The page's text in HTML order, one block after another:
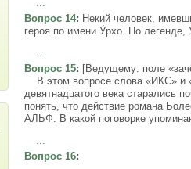
Вопрос 14: Некий человек,
героя по имени У́рхо. По
Вопрос 15: [Ведущему: поле
В этом вопросе слова «ИКС» и
девятнадцатого века старались
понять, что действие романа
АЛЬФ. В какой поговорке
Вопрос 16: